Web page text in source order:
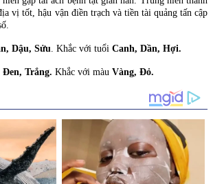
vị tốt, hậu vận điền trạch và tiền tài quảng tấn cập
Dậu, Sửu. Khắc với tuổi Canh, Dần, Hợi.
Đen, Trắng. Khắc với màu Vàng, Đỏ.